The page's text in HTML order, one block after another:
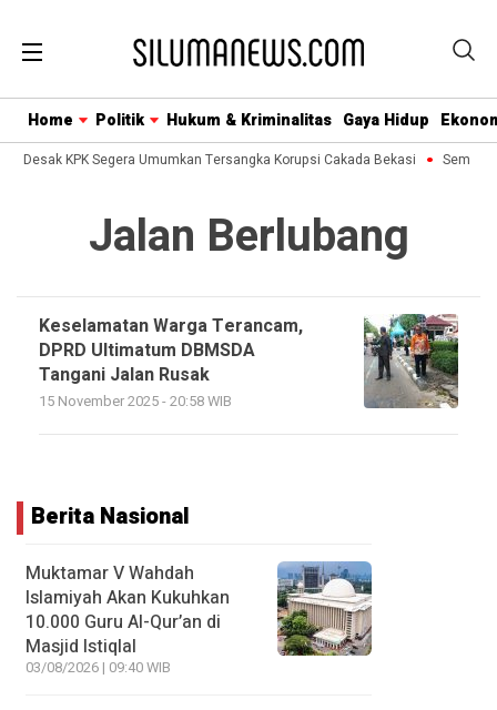
Home Politik Hukum & Kriminalitas Gaya Hidup
Desak KPK Segera Umumkan Tersangka Korupsi Cakada Bekasi Semua
Jalan Berlubang
Keselamatan Warga Terancam,
DPRD Ultimatum DBMSDA
Tangani Jalan Rusak
15 November 2025 - 20:58 WIB
Berita Nasional
Muktamar V Wahdah
Islamiyah Akan Kukuhkan
10.000 Guru Al-Qur’an di
Masjid Istiqlal
03/08/2026 | 09:40 WIB